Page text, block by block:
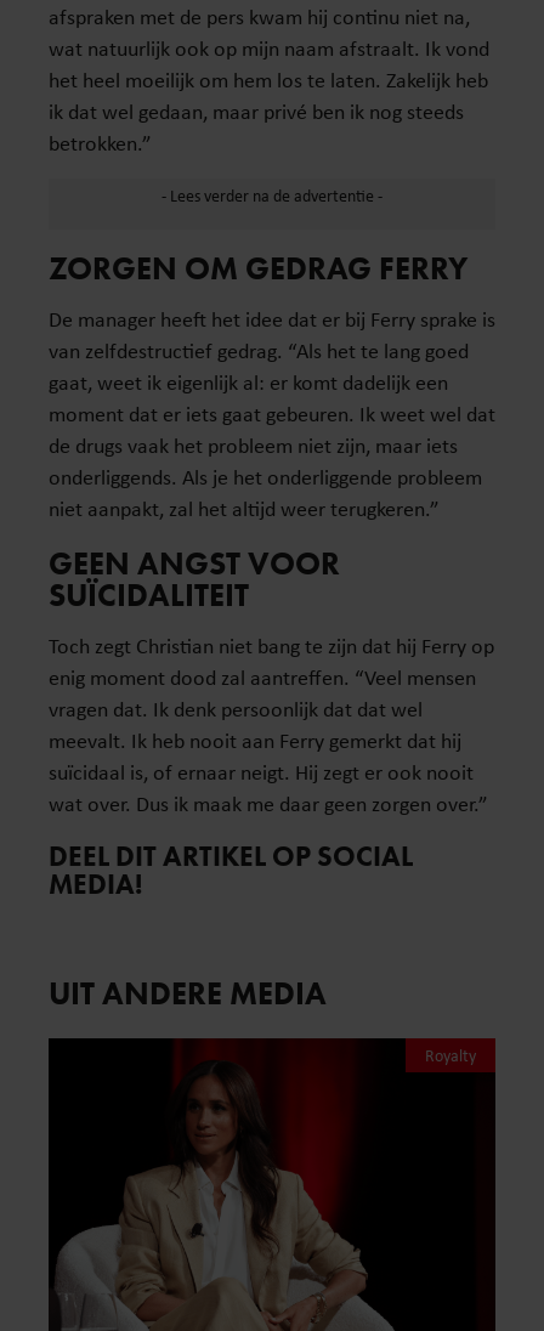
afspraken met de pers kwam hij continu niet na,
wat natuurlijk ook op mijn naam afstraalt. Ik vond
het heel moeilijk om hem los te laten. Zakelijk heb
ik dat wel gedaan, maar privé ben ik nog steeds
betrokken.”
ZORGEN OM GEDRAG FERRY
De manager heeft het idee dat er bij Ferry sprake is
van zelfdestructief gedrag. “Als het te lang goed
gaat, weet ik eigenlijk al: er komt dadelijk een
moment dat er iets gaat gebeuren. Ik weet wel dat
de drugs vaak het probleem niet zijn, maar iets
onderliggends. Als je het onderliggende probleem
niet aanpakt, zal het altijd weer terugkeren.”
GEEN ANGST VOOR
SUÏCIDALITEIT
Toch zegt Christian niet bang te zijn dat hij Ferry op
enig moment dood zal aantreffen. “Veel mensen
vragen dat. Ik denk persoonlijk dat dat wel
meevalt. Ik heb nooit aan Ferry gemerkt dat hij
suïcidaal is, of ernaar neigt. Hij zegt er ook nooit
wat over. Dus ik maak me daar geen zorgen over.”
DEEL DIT ARTIKEL OP SOCIAL
MEDIA!
UIT ANDERE MEDIA
Royalty